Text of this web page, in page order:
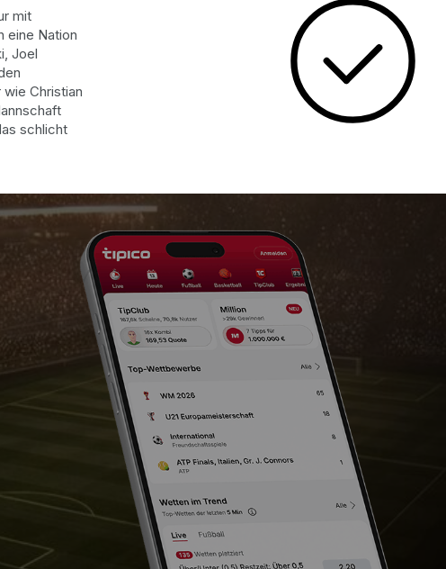
mit
eine Nation
Joel
Christian
schlicht